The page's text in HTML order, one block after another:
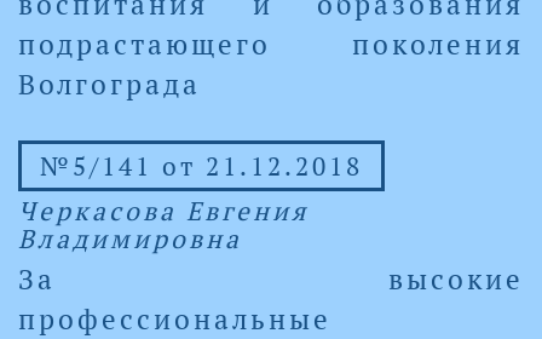
подрастающего поколения
Волгограда
№5/141 от 21.12.2018
Черкасова Евгения
Владимировна
За высокие
профессиональные